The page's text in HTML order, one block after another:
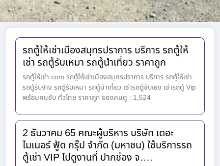
รถตู้ให้เช่าเมืองสมุทรปราการ บริการ รถตู้ให้
เช่า รถตู้รับเหมา รถตู้นำเที่ยว ราคาถูก
รถตู้ให้เช่า.com รถตู้ให้เช่าเมืองสมุทรปราการ บริการ รถตู้ให้เช่า
รถตู้รับจ้าง รถตู้รับเหมา รถตู้นำเที่ยว เช่ารถตู้ขับเอง เช่ารถตู้ Vip
พร้อมคนขับ ทั่วไทย ราคาถูก ยอดคนดู : 1,524
2 ธันวาคม 65 คณะผู้บริหาร บริษัท เดอะ
ไมเนอร์ ฟู้ด กรุ๊ป จำกัด (มหาชน) ใช้บริการรถ
ตู้เช่า VIP ไปดูงานที่ ปากช่อง จ….